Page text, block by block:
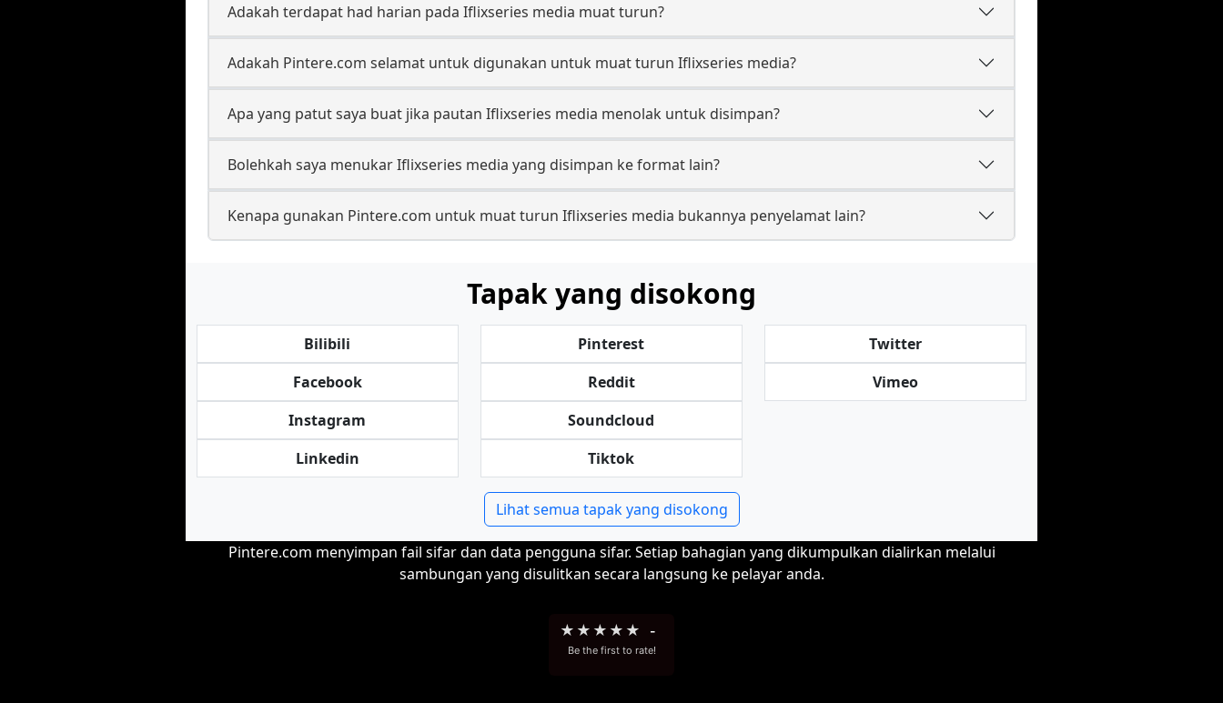
Adakah terdapat had harian pada Iflixseries media muat turun?
Adakah Pintere.com selamat untuk digunakan untuk muat turun Iflixseries media?
Apa yang patut saya buat jika pautan Iflixseries media menolak untuk disimpan?
Bolehkah saya menukar Iflixseries media yang disimpan ke format lain?
Kenapa gunakan Pintere.com untuk muat turun Iflixseries media bukannya penyelamat lain?
Tapak yang disokong
Bilibili
Facebook
Instagram
Linkedin
Pinterest
Reddit
Soundcloud
Tiktok
Twitter
Vimeo
Lihat semua tapak yang disokong
Pintere.com menyimpan fail sifar dan data pengguna sifar. Setiap bahagian yang dikumpulkan dialirkan melalui
sambungan yang disulitkan secara langsung ke pelayar anda.
★ ★ ★ ★ ★ -
Be the first to rate!